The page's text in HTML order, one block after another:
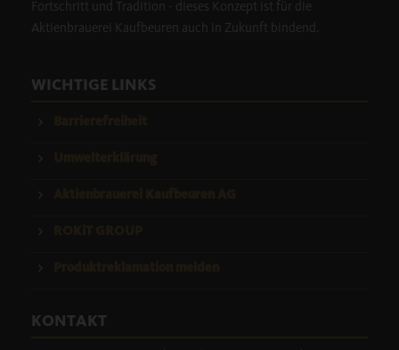
Fortschritt und Tradition - dieses Konzept ist für die
Aktienbrauerei Kaufbeuren auch in Zukunft bindend.
WICHTIGE LINKS
KONTAKT